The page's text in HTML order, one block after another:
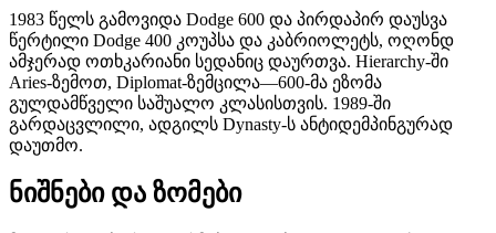
1983 წელს გამოვიდა Dodge 600 და პირდაპირ დაუსვა
წერტილი Dodge 400 კოუპსა და კაბრიოლეტს, ოღონდ
ამჯერად ოთხკარიანი სედანიც დაურთვა. Hierarchy-ში
Aries-ზემოთ, Diplomat-ზემცილა—600-მა ეზომა
გულდამწველი საშუალო კლასისთვის. 1989-ში
გარდაცვლილი, ადგილს Dynasty-ს ანტიდემპინგურად
დაუთმო.
ნიშნები და ზომები